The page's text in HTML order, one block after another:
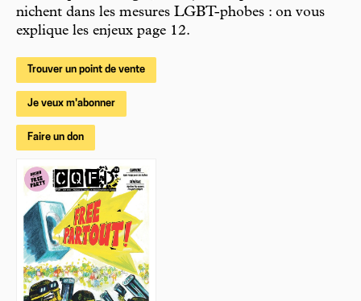
nichent dans les mesures LGBT-phobes : on vous
explique les enjeux page 12.
Trouver un point de vente
Je veux m'abonner
Faire un don